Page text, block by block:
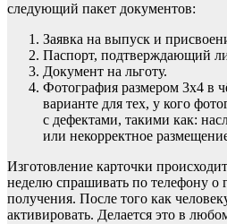
следующий пакет документов:
Заявка на выпуск и
Паспорт, подтверждающий
Документ на льготу.
Фотография размером 3х4 в
варианте для тех, у кого
с дефектами, такими как:
или некорректное
Изготовление карточки
неделю спрашивать по телефону о
получения. После того как
активировать. Делается это в